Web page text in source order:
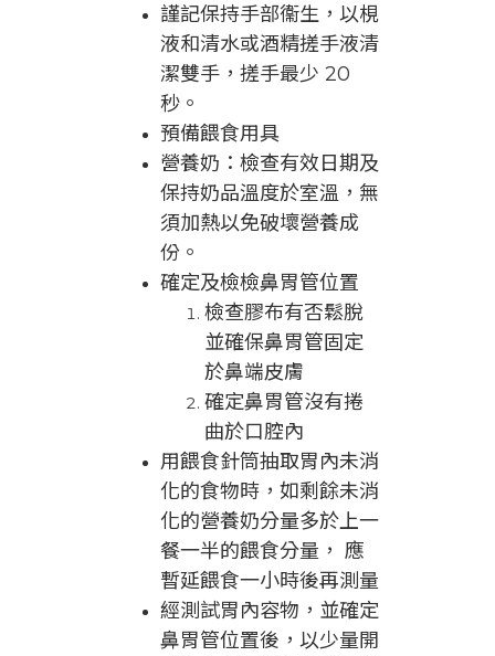
謹記保持手部衞生，以梘
液和清水或酒精搓手液清
潔雙手，搓手最少 20
秒。
預備餵食用具
營養奶：檢查有效日期及
保持奶品溫度於室溫，無
須加熱以免破壞營養成
份。
確定及檢檢鼻胃管位置
檢查膠布有否鬆脫
並確保鼻胃管固定
於鼻端皮膚
確定鼻胃管沒有捲
曲於口腔內
用餵食針筒抽取胃內未消
化的食物時，如剩餘未消
化的營養奶分量多於上一
餐一半的餵食分量， 應
暫延餵食一小時後再測量
經測試胃內容物，並確定
鼻胃管位置後，以少量開